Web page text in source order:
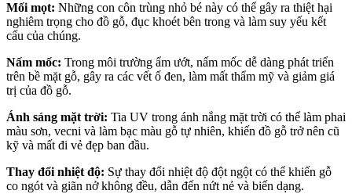
Mối mọt: Những con côn trùng nhỏ bé này có thể gây ra thiệt hại
nghiêm trọng cho đồ gỗ, đục khoét bên trong và làm suy yếu kết
cấu của chúng.
Nấm mốc: Trong môi trường ẩm ướt, nấm mốc dễ dàng phát triển
trên bề mặt gỗ, gây ra các vết ố đen, làm mất thẩm mỹ và giảm giá
trị của đồ gỗ.
Ánh sáng mặt trời: Tia UV trong ánh nắng mặt trời có thể làm phai
màu sơn, vecni và làm bạc màu gỗ tự nhiên, khiến đồ gỗ trở nên cũ
kỹ và mất đi vẻ đẹp ban đầu.
Thay đổi nhiệt độ: Sự thay đổi nhiệt độ đột ngột có thể khiến gỗ
co ngót và giãn nở không đều, dẫn đến nứt nẻ và biến dạng.